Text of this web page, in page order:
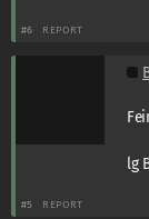
#6 REPORT
lg
#5 REPORT